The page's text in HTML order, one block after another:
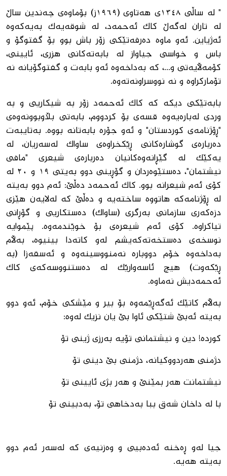
" لە ساڵی ١٣٤٨ی هەتاوی (١٩٦٩ز) بۆماوەی چەندین ساڵ
لە تاران لەگەڵ کاک ئەحمەد، لە شوقەیەک بەیەکەوە
ئەژیاین. ئەو ماوە دەرفەتێکی زۆر باش بوو بۆ گفتوگۆ و
باس و خواسی جیاواز لە بابەتەکانی هزری، ئایینی،
کۆمەڵایەتی و...، کە بەداخەوە ئەو بابەت و گفتوگۆیانە نە
تۆمارکراوە و نە نووسراونەتەوە.
بابەتێکی دیکە کە کاک ئەحمەد زۆر بە شیکاریی و بە
وردی لەبارەیەوە قسەی بۆ کردووم، بابەتی بڵاوبوونەوەی
"ڕۆژنامەی کوردستان" و ئەو جۆرە بابەتانە بووە. بەتایبەت
دەربارەی گوشارەکانی ڕێکخراوەی ساواک لەسەریان، لە
یەکێک لە گێڕانەوەکانیان دەربارەی شیعری "مافی
نیشتمان"، دەستێوەردان و گۆڕینی دوو بەیتی ١٩ و ٢٠ لە
کۆی ئەم شیعرانە بوو. کاک ئەحمەد دەڵێ: ئەم دوو بەیتە
لە ڕۆژنامەکە هاتووە ساختەیە و دەڵێ کە لەلایەن هێزی
دزەکەری سازمانی بەرگری (ساواک) دەستکاریی و گۆڕانی
تیاکراوە. کۆی ئەم شیعرەی بۆ خوێندمەوە. پێموایە
نوسخەی دەستخەتەکەیشم لەو کاتەدا بینیوە، بەڵام
بەداخەوە خۆم دووبارە نەمنووسینەوە و ئەسقەزا (بە
ڕێکەوت) هیچ ئاسەوارێک لە دەستنووسەکەی کاک
ئەحمەدیش نەماوە.
بەڵام کاتێک ئەگەڕێمەوە بۆ بیر و مێشکی خۆم، ئەو دوو
بەیتە ئەبێ شتێکی ئاوا بێ یان نزیک لەوە:
کوردە! دین و نیشتمانی تۆیە بەرزی ژینی تۆ
دژمنی هەردووکیانە، دژمنی بێ دینی تۆ
نیشتمانت هەر بمێنێ و هەر بژی ئایینی تۆ
با لە داخان شەق ببا بەدخاهی تۆ، بەدبینی تۆ
جیا لەو ڕەخنە ئەدەبیی و وەزنیەی کە لەسەر ئەم دوو
بەیتە هەیە.